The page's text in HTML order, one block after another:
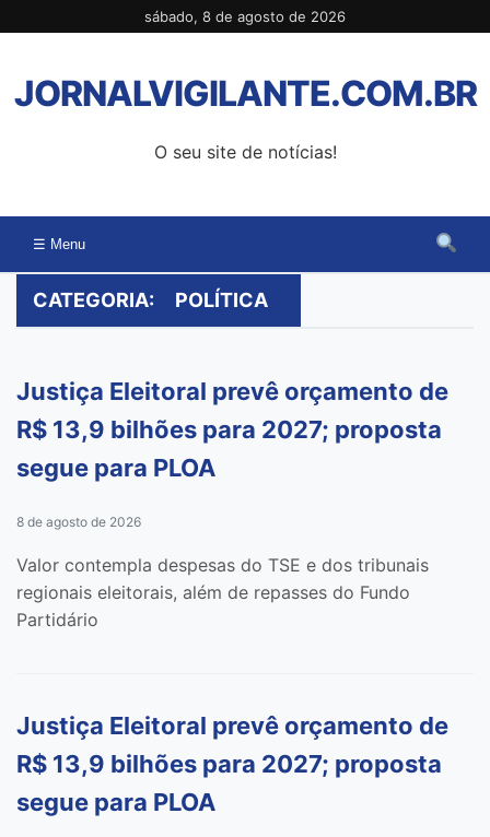
para
conteúdo
sábado, 8 de agosto de 2026
JORNALVIGILANTE.COM.BR
O seu site de notícias!
☰ Menu
CATEGORIA: POLÍTICA
Justiça Eleitoral prevê orçamento de
R$ 13,9 bilhões para 2027; proposta
segue para PLOA
8 de agosto de 2026
Valor contempla despesas do TSE e dos tribunais
regionais eleitorais, além de repasses do Fundo
Partidário
Justiça Eleitoral prevê orçamento de
R$ 13,9 bilhões para 2027; proposta
segue para PLOA